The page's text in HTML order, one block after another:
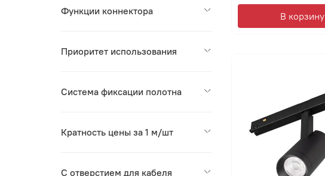
В корзину
Функции коннектора
Приоритет использования
Система фиксации полотна
Кратность цены за 1 м/шт
С отверстием для кабеля